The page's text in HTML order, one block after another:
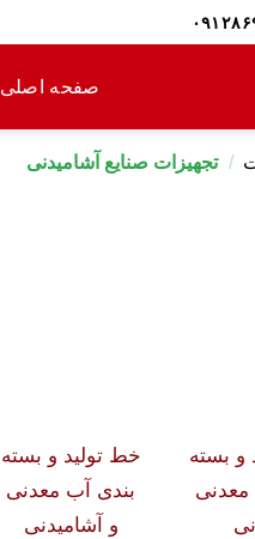
صفحه اصلی
/ تجهیزات صنایع آشامیدنی
و بسته
معدنی
خط تولید و بسته
بندی آب معدنی
و آشامیدنی